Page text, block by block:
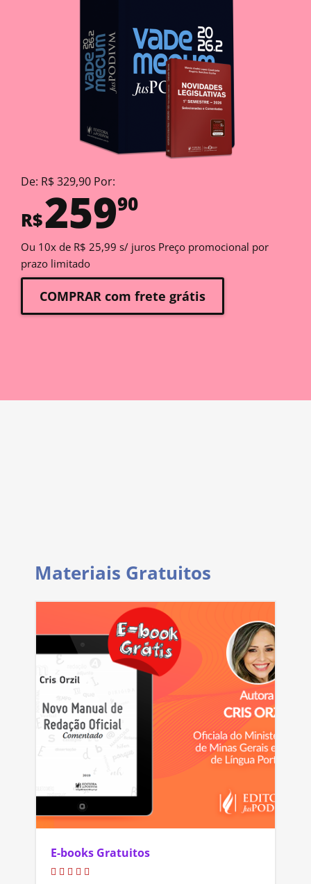
De: R$ 329,90 Por:
R$25990
Ou 10x de R$ 25,99 s/ juros Preço promocional por
prazo limitado
COMPRAR com frete grátis
Materiais Gratuitos
E-books Gratuitos